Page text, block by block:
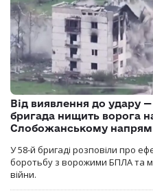
Від виявлення до удару
бригада нищить ворога
Слобожанському
У 58-й бригаді розповіли про
боротьбу з ворожими БПЛА та
війни.